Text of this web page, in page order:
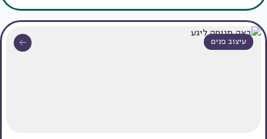
עיצוב פנים